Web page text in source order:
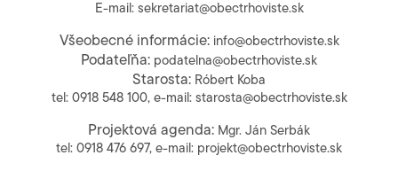
E-mail: sekretariat@obectrhoviste.sk
Všeobecné informácie: info@obectrhoviste.sk
Podateľňa: podatelna@obectrhoviste.sk
Starosta: Róbert Koba
tel: 0918 548 100, e-mail: starosta@obectrhoviste.sk
Projektová agenda: Mgr. Ján Serbák
tel: 0918 476 697, e-mail: projekt@obectrhoviste.sk